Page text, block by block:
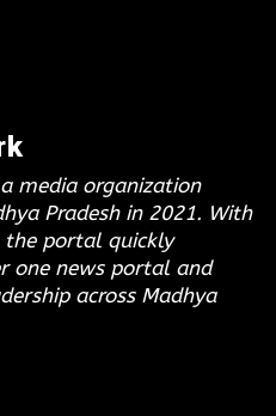
media organization
Pradesh in 2021. With
the portal quickly
one news portal and
across Madhya